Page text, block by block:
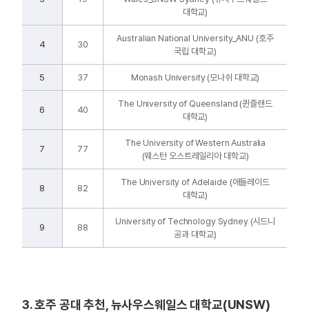
대학교)
4 30
Australian National University_ANU (호주
국립 대학교)
5 37 Monash University (모나쉬 대학교)
6 40
The University of Queensland (퀸즐랜드
대학교)
7 77
The University of Western Australia
(웨스턴 오스트레일리아 대학교)
8 82
The University of Adelaide (애들레이드
대학교)
9 88
University of Technology Sydney (시드니
공과 대학교)
3. 호주 공대 추천, 뉴사우스웨일스 대학교(UNSW)